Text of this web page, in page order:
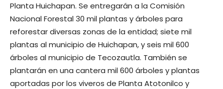
Planta Huichapan. Se entregarán a la Comisión
Nacional Forestal 30 mil plantas y árboles para
reforestar diversas zonas de la entidad; siete mil
plantas al municipio de Huichapan, y seis mil 600
árboles al municipio de Tecozautla. También se
plantarán en una cantera mil 600 árboles y plantas
aportadas por los viveros de Planta Atotonilco y